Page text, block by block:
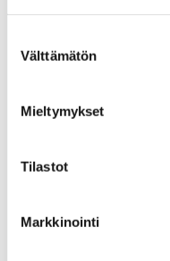
valinta
Välttämätön
Mieltymykset
Tilastot
Markkinointi
alv
digiostaminen
energiatehokkuus